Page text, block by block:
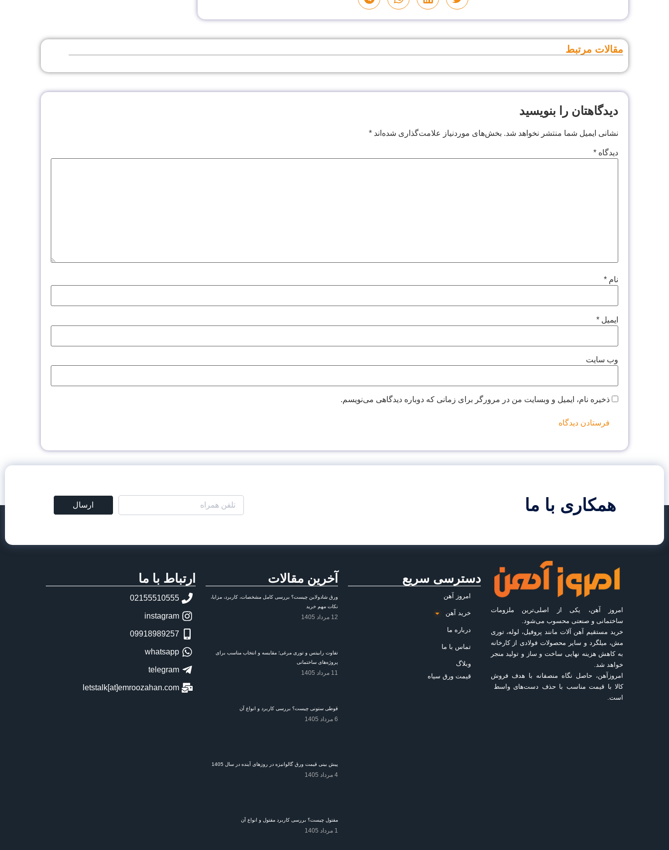
مقالات مرتبط
دیدگاهتان را بنویسید
نشانی ایمیل شما منتشر نخواهد شد. بخش‌های موردنیاز علامت‌گذاری شده‌اند *
دیدگاه *
نام *
ایمیل *
وب‌ سایت
ذخیره نام، ایمیل و وبسایت من در مرورگر برای زمانی که دوباره دیدگاهی می‌نویسم.
همکاری با ما ارسال
امروز آهن، یکی از اصلی‌ترین ملزومات
ساختمانی و صنعتی محسوب می‌شود.
خرید مستقیم آهن آلات مانند پروفیل، لوله، توری
مش، میلگرد و سایر محصولات فولادی از کارخانه
به کاهش هزینه نهایی ساخت و ساز و تولید منجر
خواهد شد.
امروزآهن، حاصل نگاه منصفانه با هدف فروش
کالا با قیمت مناسب با حذف دست‌های واسط
است.
دسترسی سریع
امروز آهن
خرید آهن
درباره ما
تماس با ما
وبلاگ
قیمت ورق سیاه
آخرین مقالات
ورق شادولاین چیست؟ بررسی کامل مشخصات، کاربرد، مزایا،
نکات مهم خرید
12 مرداد 1405
تفاوت رابیتس و توری مرغی؛ مقایسه و انتخاب مناسب برای
پروژه‌های ساختمانی
11 مرداد 1405
قوطی ستونی چیست؟ بررسی کاربرد و انواع آن
6 مرداد 1405
پیش بینی قیمت ورق گالوانیزه در روزهای آینده در سال 1405
4 مرداد 1405
مفتول چیست؟ بررسی کاربرد مفتول و انواع آن
1 مرداد 1405
ارتباط با ما
02155510555
instagram
09918989257
whatsapp
telegram
letstalk[at]emroozahan.com